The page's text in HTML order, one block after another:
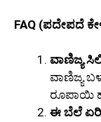
FAQ (ಪದೇಪದೆ
ವಾಣಿಜ್ಯ
ವಾಣಿಜ್ಯ
ರೂಪಾಯಿ
ಈ ಬೆಲೆ